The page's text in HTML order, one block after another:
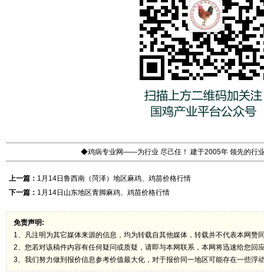
◆鸡病专业网——为行业 尽己任！ 建于2005年 领先的行
上一篇： 1月14日鲁西南（菏泽）地区麻鸡、鸡苗价格行情
下一篇： 1月14日山东地区青脚麻鸡、鸡苗价格行情
免责声明:
1、凡注明为其它媒体来源的信息，均为转载自其他媒体，转载并不代表本网赞
2、您若对该稿件内容有任何疑问或质疑，请即与本网联系，本网将迅速给您回
3、我们努力做到报价信息参考价值最大化，对于报价同一地区可能存在一些浮